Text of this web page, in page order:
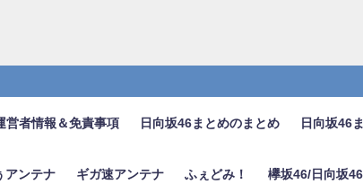
者情報＆免責事項 日向坂46まとめのまとめ 日向坂46
アンテナ ギガ速アンテナ ふぇどみ！ 欅坂46/日向坂